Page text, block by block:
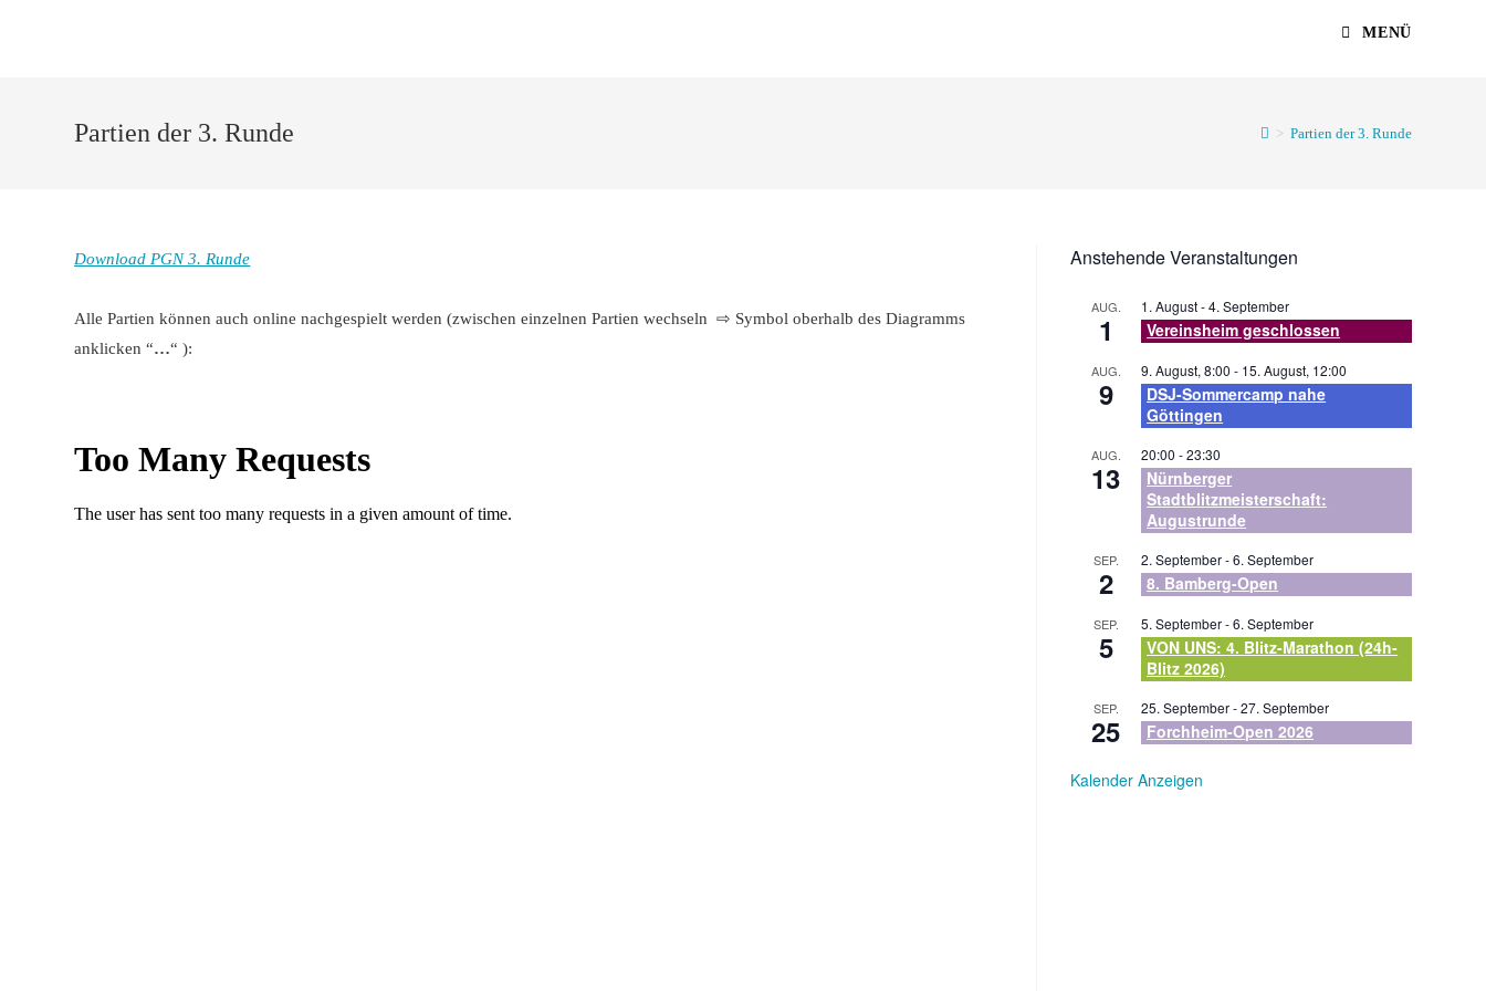
MENÜ
Partien der 3. Runde > Partien der 3. Runde
Download PGN 3. Runde
Alle Partien können auch online nachgespielt werden (zwischen einzelnen Partien wechseln ⇨ Symbol oberhalb des Diagramms
anklicken “…“ ):
Anstehende Veranstaltungen
AUG.
1
1. August-4. September
Vereinsheim geschlossen
AUG.
9
9. August, 8:00 - 15. August, 12:00
DSJ-Sommercamp nahe
Göttingen
AUG.
13
20:00 -23:30
Nürnberger
Stadtblitzmeisterschaft:
Augustrunde
SEP.
2
2. September-6. September
8. Bamberg-Open
SEP.
5
5. September-6. September
VON UNS: 4. Blitz-Marathon (24h-
Blitz 2026)
SEP.
25
25. September-27. September
Forchheim-Open 2026
Kalender Anzeigen